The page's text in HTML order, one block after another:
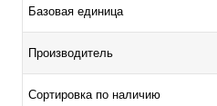
Базовая единица
Производитель
Сортировка по наличию